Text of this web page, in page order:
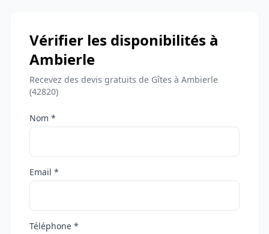
Vérifier les disponibilités à
Ambierle
Recevez des devis gratuits de Gîtes à Ambierle
(42820)
Nom *
Email *
Téléphone *